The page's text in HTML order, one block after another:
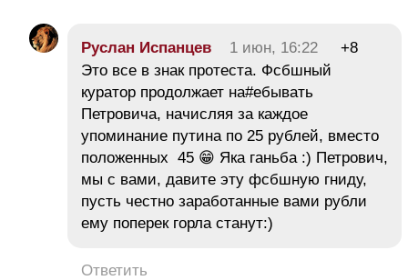
Руслан Испанцев 1 июн, 16:22
+8
Это все в знак протеста. Фсбшный
куратор продолжает на#ебывать
Петровича, начисляя за каждое
упоминание путина по 25 рублей, вместо
положенных 45 😁 Яка ганьба :) Петрович,
мы с вами, давите эту фсбшную гниду,
пусть честно заработанные вами рубли
ему поперек горла станут:)
Ответить